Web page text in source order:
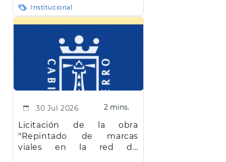
Institucional
30 Jul 2026 2 mins.
Licitación de la obra
"Repintado de marcas
viales en la red de